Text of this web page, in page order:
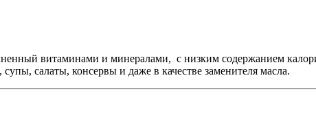
витаминами и минералами, с низким содержанием
салаты, консервы и даже в качестве заменителя масла.